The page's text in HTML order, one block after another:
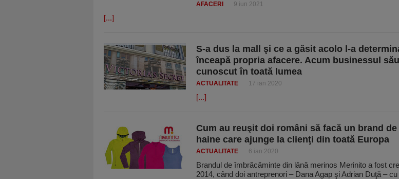
AFACERI 9 iun 2021
[...]
S-a dus la mall şi ce a găsit acolo l-a
înceapă propria afacere. Acum businessul
cunoscut în toată lumea
ACTUALITATE 17 ian 2020
[...]
Cum au reuşit doi români să facă un brand de
haine care ajunge la clienţi din toată Europa
ACTUALITATE 6 ian 2020
Brandul de îmbrăcăminte din lână merinos Merinito a fost
2014, când doi antreprenori – Dana Agap şi Adrian Duţă – cu